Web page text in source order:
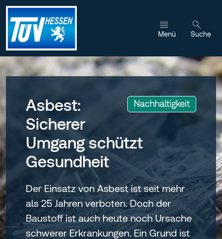
Zum Inhalt wechseln
Menü Suche
Nachhaltigkeit:
Asbest:
Sicherer
Umgang schützt
Gesundheit
Der Einsatz von Asbest ist seit mehr
als 25 Jahren verboten. Doch der
Baustoff ist auch heute noch Ursache
schwerer Erkrankungen. Ein Grund ist